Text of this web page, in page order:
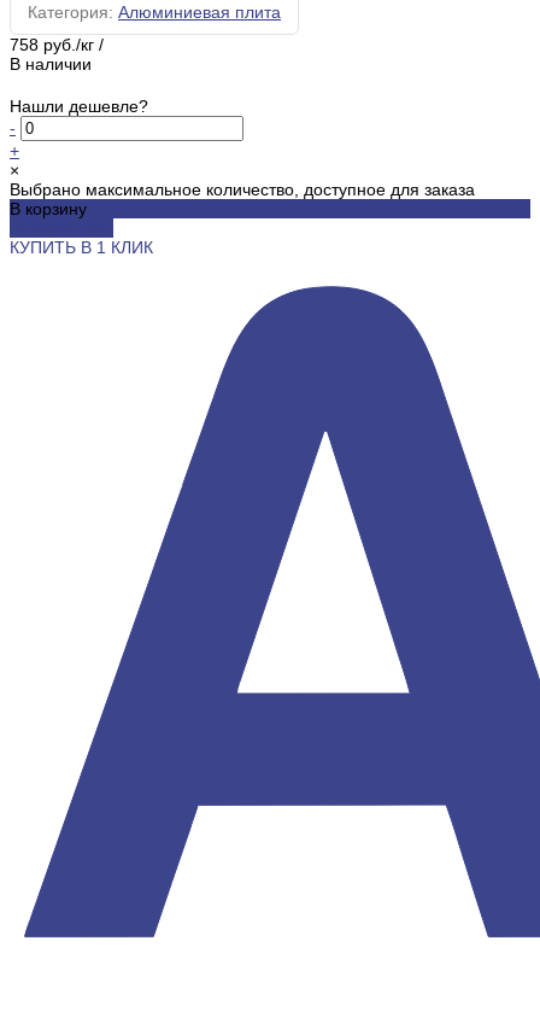
Категория: Алюминиевая плита
758 руб./кг /
В наличии
Нашли дешевле?
-
+
×
Выбрано максимальное количество, доступное для заказа
В корзину
КУПИТЬ В 1 КЛИК